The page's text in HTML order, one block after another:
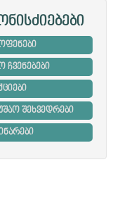
ჩვენებები
შეხვედრები